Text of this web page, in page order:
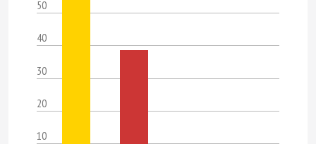
50
40
30
20
10